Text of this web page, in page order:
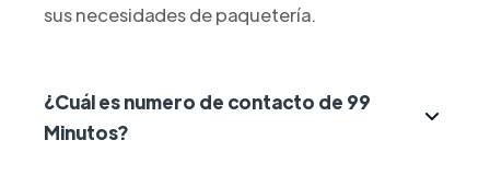
sus necesidades de paquetería.
¿Cuál es numero de contacto de 99
Minutos?